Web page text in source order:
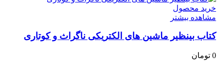
خرید محصول
مشاهده بیشتر
کتاب بینظیر ماشین های الکتریکی ناگراث و کوتاری
0 تومان